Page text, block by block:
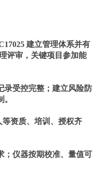
建立管理体系并有
评审，关键项目参加能
录受控完整；建立风险防
资质、培训、授权齐
；仪器按期校准、量值可